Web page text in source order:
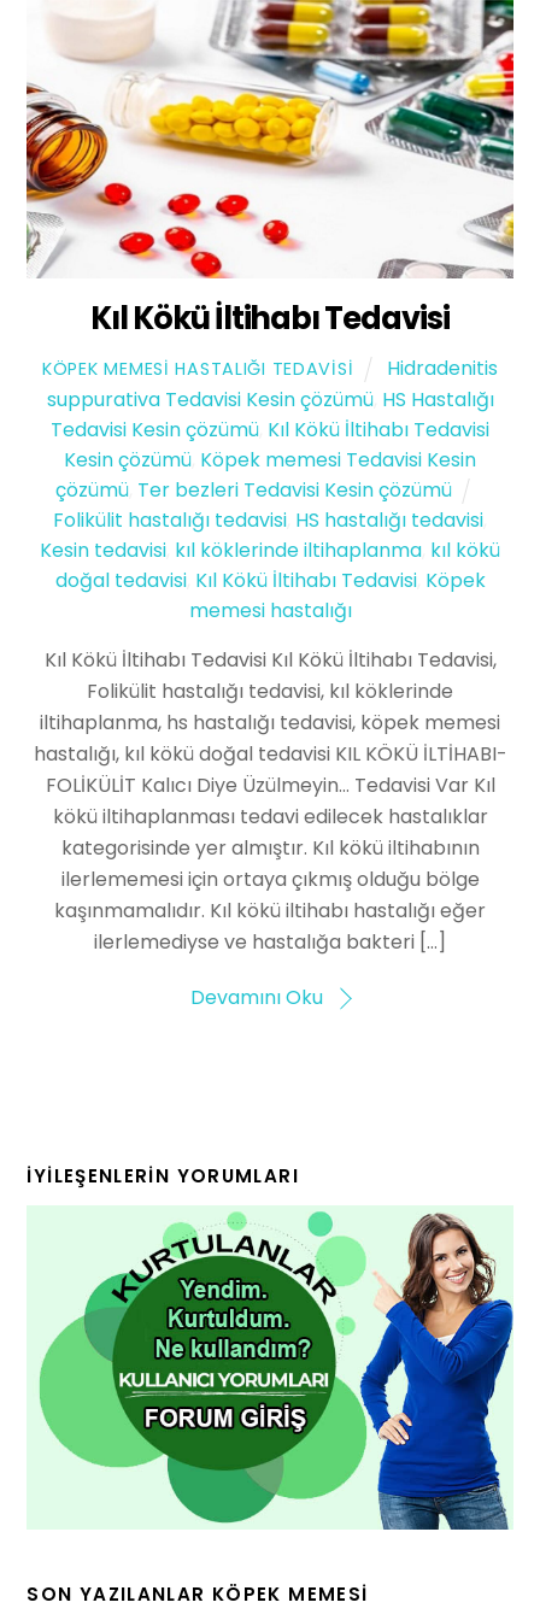
Kıl Kökü İltihabı Tedavisi
KÖPEK MEMESI HASTALIĞI TEDAVISI
Hidradenitis
suppurativa Tedavisi Kesin çözümü, HS Hastalığı
Tedavisi Kesin çözümü Kıl Kökü İltihabı Tedavisi
Kesin çözümü Köpek memesi Tedavisi Kesin
çözümü, Ter bezleri Tedavisi Kesin çözümü
Folikülit hastalığı tedavisi HS hastalığı tedavisi
Kesin tedavisi kıl köklerinde iltihaplanma kıl kökü
doğal tedavisi, Kıl Kökü İltihabı Tedavisi, Köpek
memesi hastalığı
Kıl Kökü İltihabı Tedavisi Kıl Kökü İltihabı Tedavisi,
Folikülit hastalığı tedavisi, kıl köklerinde
iltihaplanma, hs hastalığı tedavisi, köpek memesi
hastalığı, kıl kökü doğal tedavisi KIL KÖKÜ İLTİHABI-
FOLİKÜLİT Kalıcı Diye Üzülmeyin… Tedavisi Var Kıl
kökü iltihaplanması tedavi edilecek hastalıklar
kategorisinde yer almıştır. Kıl kökü iltihabının
ilerlememesi için ortaya çıkmış olduğu bölge
kaşınmamalıdır. Kıl kökü iltihabı hastalığı eğer
ilerlemediyse ve hastalığa bakteri […]
Devamını Oku
İYILEŞENLERIN YORUMLARI
SON YAZILANLAR KÖPEK MEMESI